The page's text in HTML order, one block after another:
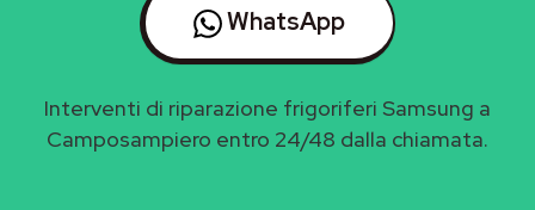
WhatsApp
Interventi di riparazione frigoriferi Samsung a
Camposampiero entro 24/48 dalla chiamata.